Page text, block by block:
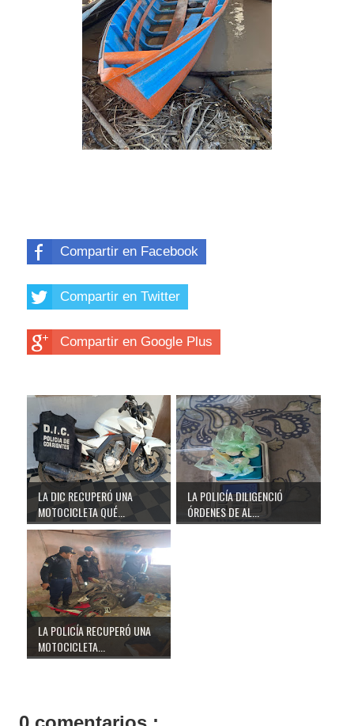
Compartir en Facebook
Compartir en Twitter
Compartir en Google Plus
LA DIC RECUPERÓ UNA
MOTOCICLETA QUÉ...
LA POLICÍA DILIGENCIÓ
ÓRDENES DE AL...
LA POLICÍA RECUPERÓ UNA
MOTOCICLETA...